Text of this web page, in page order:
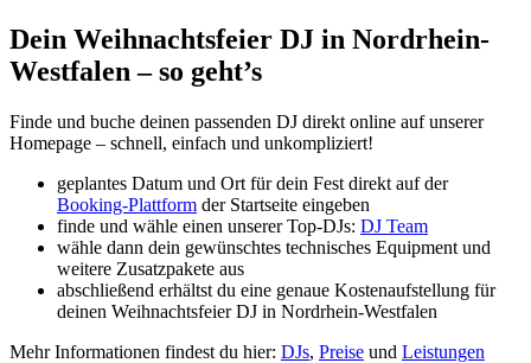
Dein Weihnachtsfeier DJ in Nordrhein-
Westfalen – so geht’s
Finde und buche deinen passenden DJ direkt online auf unserer
Homepage – schnell, einfach und unkompliziert!
geplantes Datum und Ort für dein Fest direkt auf der
Booking-Plattform der Startseite eingeben
finde und wähle einen unserer Top-DJs: DJ Team
wähle dann dein gewünschtes technisches Equipment und
weitere Zusatzpakete aus
abschließend erhältst du eine genaue Kostenaufstellung für
deinen Weihnachtsfeier DJ in Nordrhein-Westfalen
Mehr Informationen findest du hier: DJs, Preise und Leistungen